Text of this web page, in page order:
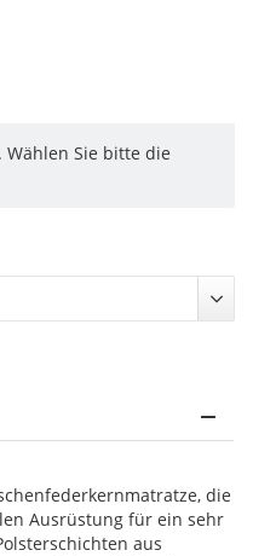
Wählen Sie bitte die
die
Ausrüstung für ein sehr
aus